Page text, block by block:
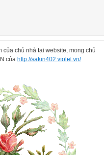
chủ nhà tại website, mong chủ
của http://sakin402.violet.vn/